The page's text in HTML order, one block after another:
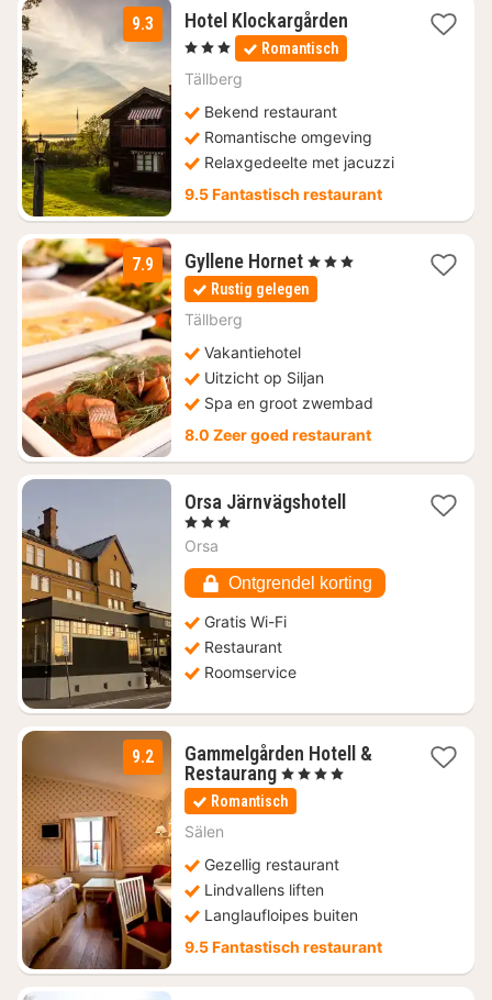
9.3 Hotel Klockargården1
nacht
vanaf
, 3 Sterren Romantisch
Tällberg
Bekend restaurant
Romantische omgeving
Relaxgedeelte met jacuzzi
9.5 Fantastisch restaurant
7.9 Gyllene Hornet1
nacht
vanaf
, 3 Sterren
Rustig gelegen
Tällberg
Vakantiehotel
Uitzicht op Siljan
Spa en groot zwembad
8.0 Zeer goed restaurant
Orsa Järnvägshotell 1
131,10
, 3 Sterren
Orsa
Ontgrendel korting
Gratis Wi-Fi
Restaurant
Roomservice
9.2
Gammelgården Hotell &
Restaurang1
nacht
vanaf
, 4 Sterren
Romantisch
Sälen
Gezellig restaurant
Lindvallens liften
Langlaufloipes buiten
9.5 Fantastisch restaurant